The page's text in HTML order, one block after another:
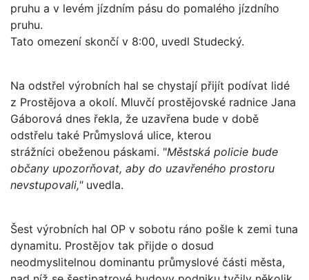
pruhu a v levém jízdním pásu do pomalého jízdního
pruhu.
Tato omezení skončí v 8:00, uvedl Studecký.
Na odstřel výrobních hal se chystají přijít podívat lidé
z Prostějova a okolí. Mluvčí prostějovské radnice Jana
Gáborová dnes řekla, že uzavřena bude v době
odstřelu také Průmyslová ulice, kterou
strážníci obeženou páskami. "Městská policie bude
občany upozorňovat, aby do uzavřeného prostoru
nevstupovali," uvedla.
Šest výrobních hal OP v sobotu ráno pošle k zemi tuna
dynamitu. Prostějov tak přijde o dosud
neodmyslitelnou dominantu průmyslové části města,